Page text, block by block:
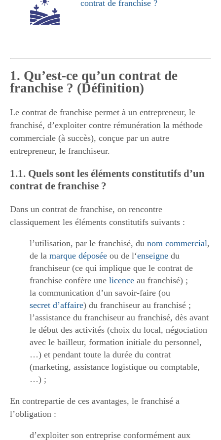
contrat de franchise ?
1. Qu’est-ce qu’un contrat de
franchise ? (Définition)
Le contrat de franchise permet à un entrepreneur, le
franchisé, d’exploiter contre rémunération la méthode
commerciale (à succès), conçue par un autre
entrepreneur, le franchiseur.
1.1. Quels sont les éléments constitutifs d’un
contrat de franchise ?
Dans un contrat de franchise, on rencontre
classiquement les éléments constitutifs suivants :
l’utilisation, par le franchisé, du nom commercial,
de la marque déposée ou de l‘enseigne du
franchiseur (ce qui implique que le contrat de
franchise confère une licence au franchisé) ;
la communication d’un savoir-faire (ou
secret d’affaire) du franchiseur au franchisé ;
l’assistance du franchiseur au franchisé, dès avant
le début des activités (choix du local, négociation
avec le bailleur, formation initiale du personnel,
…) et pendant toute la durée du contrat
(marketing, assistance logistique ou comptable,
…) ;
En contrepartie de ces avantages, le franchisé a
l’obligation :
d’exploiter son entreprise conformément aux